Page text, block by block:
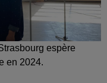
espère
en 2024.